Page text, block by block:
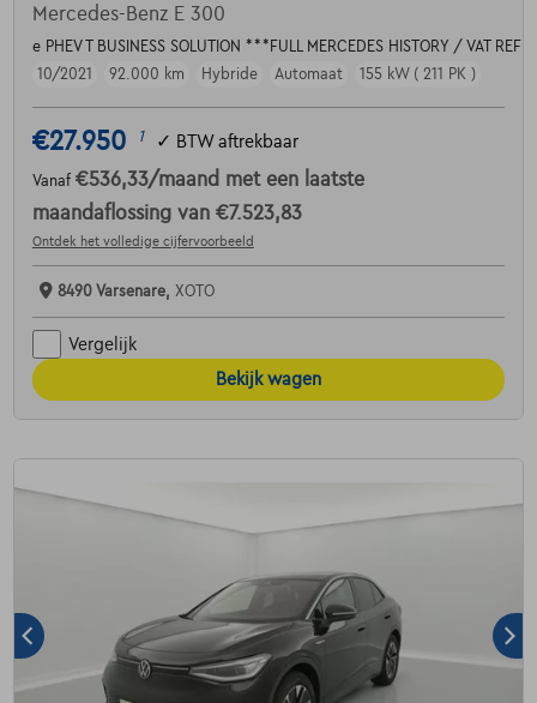
Mercedes-Benz E 300
e PHEV T BUSINESS SOLUTION ***FULL MERCEDES HISTORY / VAT
10/2021
92.000 km Hybride Automaat 155 kW ( 211 PK )
€27.950 1 ✓ BTW aftrekbaar
Vanaf €536,33/maand met een laatste
maandaflossing van €7.523,83
Ontdek het volledige cijfervoorbeeld
8490 Varsenare, XOTO
Vergelijk
Bekijk wagen